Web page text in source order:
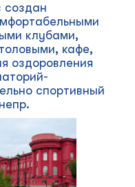
создан
клубами,
кафе,
оздоровления
спортивный